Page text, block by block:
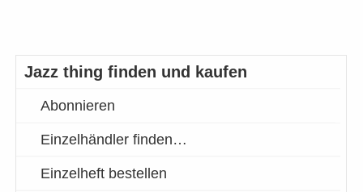
Jazz thing finden und kaufen
Abonnieren
Einzelhändler finden…
Einzelheft bestellen